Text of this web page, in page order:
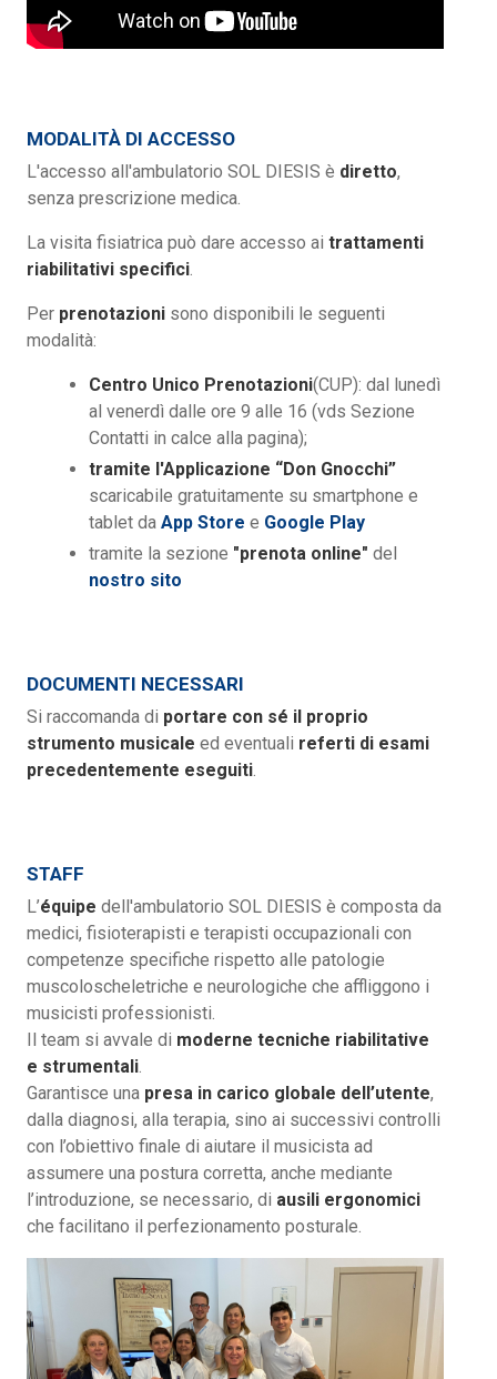
MODALITÀ DI ACCESSO
L'accesso all'ambulatorio SOL DIESIS è diretto,
senza prescrizione medica.
La visita fisiatrica può dare accesso ai trattamenti
riabilitativi specifici.
Per prenotazioni sono disponibili le seguenti
modalità:
Centro Unico Prenotazioni(CUP): dal lunedì
al venerdì dalle ore 9 alle 16 (vds Sezione
Contatti in calce alla pagina);
tramite l'Applicazione “Don Gnocchi”
scaricabile gratuitamente su smartphone e
tablet da App Store e Google Play
tramite la sezione "prenota online" del
nostro sito
DOCUMENTI NECESSARI
Si raccomanda di portare con sé il proprio
strumento musicale ed eventuali referti di esami
precedentemente eseguiti.
STAFF
L’équipe dell'ambulatorio SOL DIESIS è composta da
medici, fisioterapisti e terapisti occupazionali con
competenze specifiche rispetto alle patologie
muscoloscheletriche e neurologiche che affliggono i
musicisti professionisti.
Il team si avvale di moderne tecniche riabilitative
e strumentali.
Garantisce una presa in carico globale dell’utente,
dalla diagnosi, alla terapia, sino ai successivi controlli
con l’obiettivo finale di aiutare il musicista ad
assumere una postura corretta, anche mediante
l’introduzione, se necessario, di ausili ergonomici
che facilitano il perfezionamento posturale.